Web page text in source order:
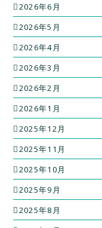
2026年6月
2026年5月
2026年4月
2026年3月
2026年2月
2026年1月
2025年12月
2025年11月
2025年10月
2025年9月
2025年8月